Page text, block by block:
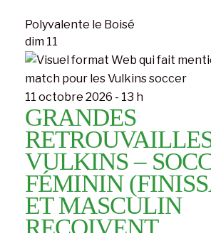
Polyvalente le Boisé
dim 11
11 octobre 2026 - 13 h
GRANDES
VULKINS –
FÉMININ
ET MASCULIN